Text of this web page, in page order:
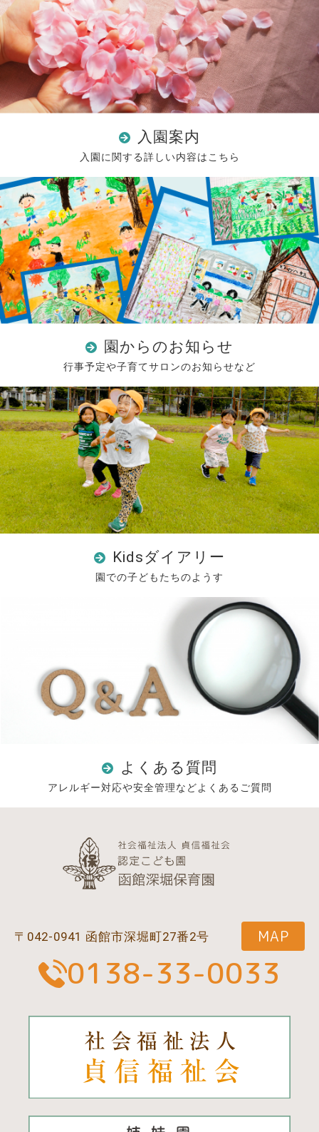
入園案内
入園に関する詳しい内容はこちら
園からのお知らせ
行事予定や子育てサロンのお知らせなど
Kidsダイアリー
園での子どもたちのようす
よくある質問
アレルギー対応や安全管理などよくあるご質問
〒042-0941 函館市深堀町27番2号 MAP
0138-33-0033